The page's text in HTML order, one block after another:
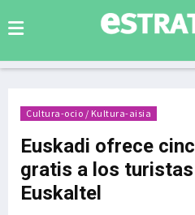
Cultura-ocio / Kultura-aisia
Euskadi ofrece
gratis a los
Euskaltel